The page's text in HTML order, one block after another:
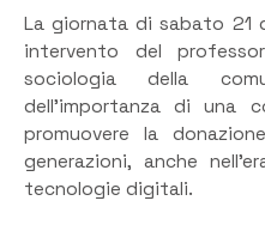
La giornata di sabato 21
intervento del
sociologia della
dell’importanza di una
promuovere la
generazioni, anche
tecnologie digitali.